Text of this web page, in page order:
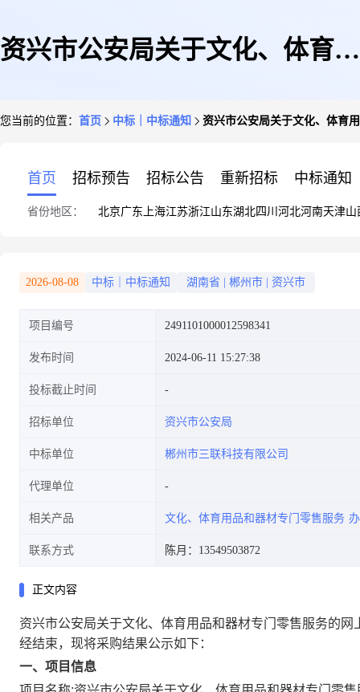
资兴市公安局关于文化、体育用
您当前的位置： 首页 中标｜中标通知 资兴市公安局关于文化、体育
首页 招标预告 招标公告 重新招标 中标通知
省份地区： 北京广东 上海江苏浙江山东湖北四川 河北河南天津山
2026-08-08 中标｜中标通知 湖南省 郴州市 资兴市
项目编号 2491101000012598341
发布时间 2024-06-11 15:27:38
投标截止时间
招标单位 资兴市公安局
中标单位 郴州市三联科技有限公司
代理单位
相关产品 文化、体育用品和器材专门零售服务
联系方式 陈月：13549503872
正文内容
资兴市公安局关于文化、体育用品和器材专门零售服务的网
经结束，现将采购结果公示如下：
一、项目信息